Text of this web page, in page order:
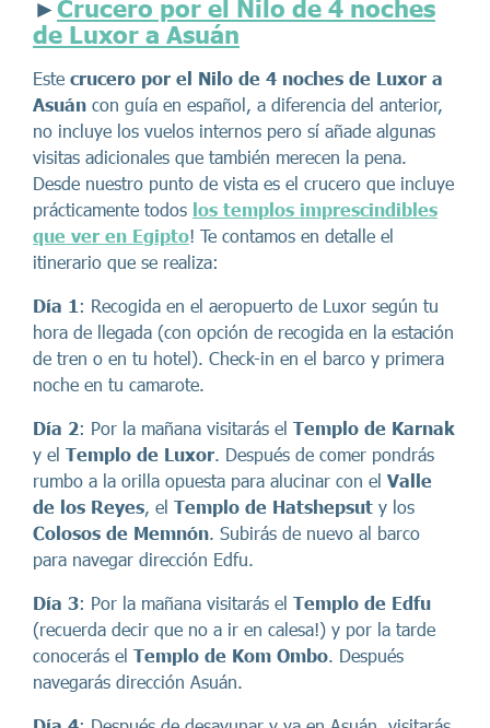
►Crucero por el Nilo de 4 noches
de Luxor a Asuán
Este crucero por el Nilo de 4 noches de Luxor a
Asuán con guía en español, a diferencia del anterior,
no incluye los vuelos internos pero sí añade algunas
visitas adicionales que también merecen la pena.
Desde nuestro punto de vista es el crucero que incluye
prácticamente todos los templos imprescindibles
que ver en Egipto! Te contamos en detalle el
itinerario que se realiza:
Día 1 : Recogida en el aeropuerto de Luxor según tu
hora de llegada (con opción de recogida en la estación
de tren o en tu hotel). Check-in en el barco y primera
noche en tu camarote.
Día 2: Por la mañana visitarás el Templo de Karnak
y el Templo de Luxor. Después de comer pondrás
rumbo a la orilla opuesta para alucinar con el Valle
de los Reyes, el Templo de Hatshepsut y los
Colosos de Memnón. Subirás de nuevo al barco
para navegar dirección Edfu.
Día 3: Por la mañana visitarás el Templo de Edfu
(recuerda decir que no a ir en calesa!) y por la tarde
conocerás el Templo de Kom Ombo. Después
navegarás dirección Asuán.